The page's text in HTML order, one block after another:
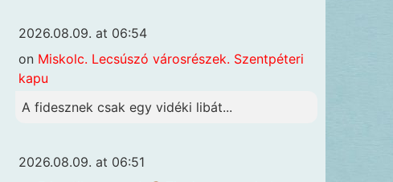
2026.08.09. at 06:54
on Miskolc. Lecsúszó városrészek. Szentpéteri
kapu
A fidesznek csak egy vidéki libát...
2026.08.09. at 06:51